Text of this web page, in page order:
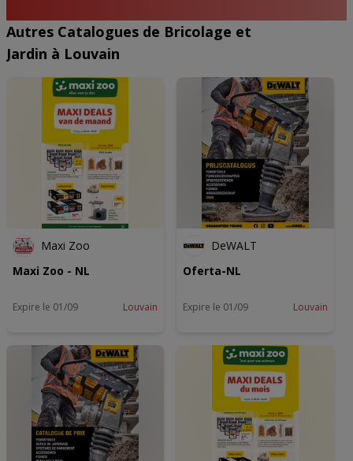
Autres Catalogues de Bricolage et
Jardin à Louvain
Maxi Zoo
Maxi Zoo - NL
Expire le 01/09 Louvain
DeWALT
Oferta-NL
Expire le 01/09 Louvain